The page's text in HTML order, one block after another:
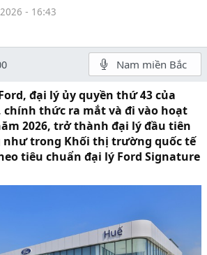
- 16:43
Nam miền Bắc
đại lý ủy quyền thứ 43 của
chính thức ra mắt và đi vào hoạt
2026, trở thành đại lý đầu tiên
như trong Khối thị trường quốc tế
tiêu chuẩn đại lý Ford Signature